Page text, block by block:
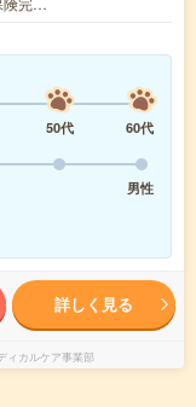
50代
60代
男性
詳しく見る
ィカルケア事業部